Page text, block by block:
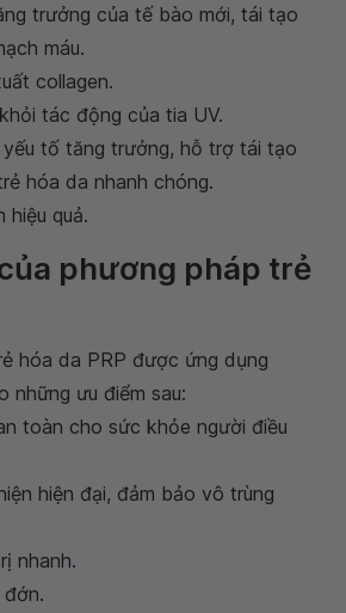
trưởng của tế bào mới, tái tạo
máu.
collagen.
tác động của tia UV.
yếu tố tăng trưởng, hỗ trợ tái tạo
hóa da nhanh chóng.
hiệu quả.
phương pháp trẻ
hóa da PRP được ứng dụng
những ưu điểm sau:
toàn cho sức khỏe người điều
hiện đại, đảm bảo vô trùng
nhanh.
đớn.